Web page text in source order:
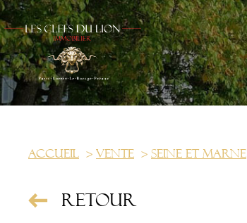
Accueil Vente Seine et marne
Retour